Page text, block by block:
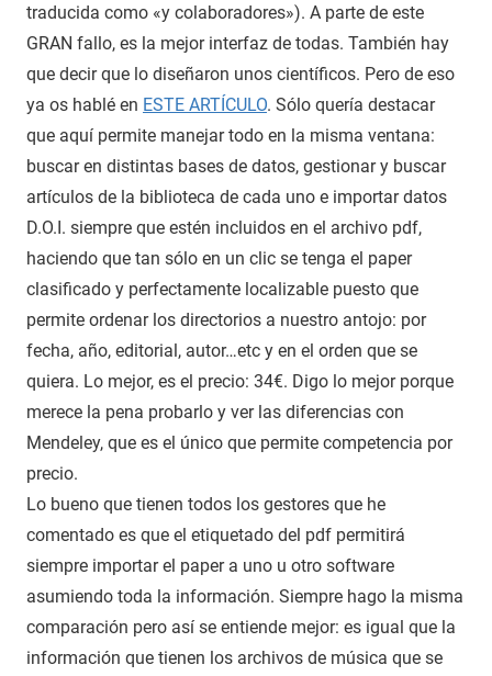
traducida como «y colaboradores»). A parte de este
GRAN fallo, es la mejor interfaz de todas. También hay
que decir que lo diseñaron unos científicos. Pero de eso
ya os hablé en ESTE ARTÍCULO. Sólo quería destacar
que aquí permite manejar todo en la misma ventana:
buscar en distintas bases de datos, gestionar y buscar
artículos de la biblioteca de cada uno e importar datos
D.O.I. siempre que estén incluidos en el archivo pdf,
haciendo que tan sólo en un clic se tenga el paper
clasificado y perfectamente localizable puesto que
permite ordenar los directorios a nuestro antojo: por
fecha, año, editorial, autor…etc y en el orden que se
quiera. Lo mejor, es el precio: 34€. Digo lo mejor porque
merece la pena probarlo y ver las diferencias con
Mendeley, que es el único que permite competencia por
precio.
Lo bueno que tienen todos los gestores que he
comentado es que el etiquetado del pdf permitirá
siempre importar el paper a uno u otro software
asumiendo toda la información. Siempre hago la misma
comparación pero así se entiende mejor: es igual que la
información que tienen los archivos de música que se